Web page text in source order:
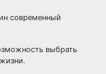
современный
выбрать